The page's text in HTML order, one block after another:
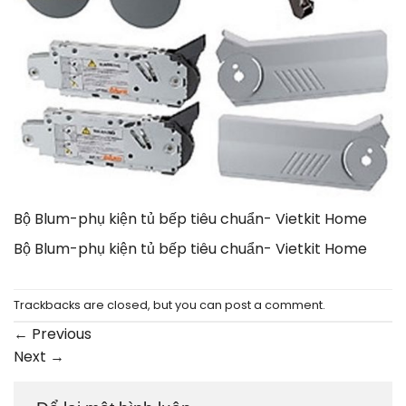
Bộ Blum-phụ kiện tủ bếp tiêu chuẩn- Vietkit Home
Bộ Blum-phụ kiện tủ bếp tiêu chuẩn- Vietkit Home
Trackbacks are closed, but you can post a comment.
← Previous
Next →